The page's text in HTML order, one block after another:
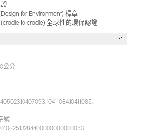
for Environment) 標章
to cradle) 全球性的環保認證
公分
10411084.10411085.
號